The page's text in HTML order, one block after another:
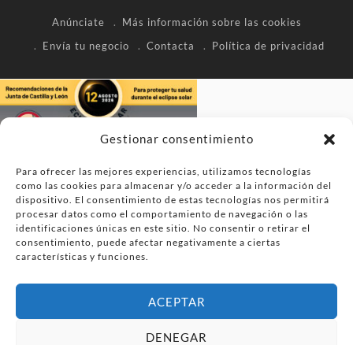
Gestionar consentimiento
Para ofrecer las mejores experiencias, utilizamos tecnologías
como las cookies para almacenar y/o acceder a la información del
dispositivo. El consentimiento de estas tecnologías nos permitirá
procesar datos como el comportamiento de navegación o las
identificaciones únicas en este sitio. No consentir o retirar el
consentimiento, puede afectar negativamente a ciertas
características y funciones.
ACEPTAR
DENEGAR
Anúnciate
Más información sobre las cookies
Envía tu negocio
Contacta Política de privacidad